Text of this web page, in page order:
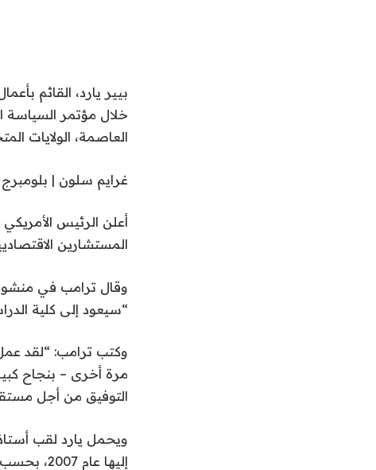
بيير يارد، القائم
العاصمة، الولايات المتحدة، يوم
غرايم سلون |
أعلن الرئيس
المستشارين
“سيعود إلى كلية
مرة أخرى – بنجاح
التوفيق من أجل
ويحمل يارد لقب أستاذ
إليها عام 2007، بحسب الموقع الإلكتروني للكلية.